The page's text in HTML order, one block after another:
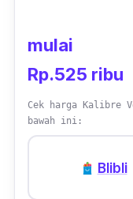
ini tidak kalah
mulai
Rp.525 ribu
Cek harga Kalibre
bawah ini:
Blibli